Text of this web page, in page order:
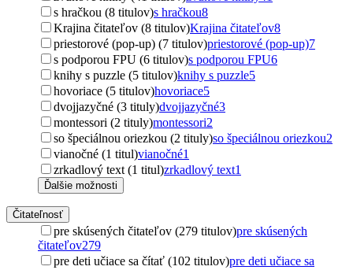
s hračkou (8 titulov)s hračkou8
Krajina čitateľov (8 titulov)Krajina čitateľov8
priestorové (pop-up) (7 titulov)priestorové (pop-up)7
s podporou FPU (6 titulov)s podporou FPU6
knihy s puzzle (5 titulov)knihy s puzzle5
hovoriace (5 titulov)hovoriace5
dvojjazyčné (3 tituly)dvojjazyčné3
montessori (2 tituly)montessori2
so špeciálnou oriezkou (2 tituly)so špeciálnou oriezkou2
vianočné (1 titul)vianočné1
zrkadlový text (1 titul)zrkadlový text1
Ďalšie možnosti
Čitateľnosť
pre skúsených čitateľov (279 titulov)pre skúsených
čitateľov279
pre deti učiace sa čítať (102 titulov)pre deti učiace sa